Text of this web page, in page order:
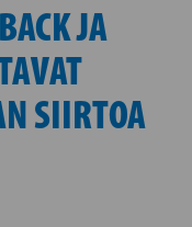
JA
SIIRTOA